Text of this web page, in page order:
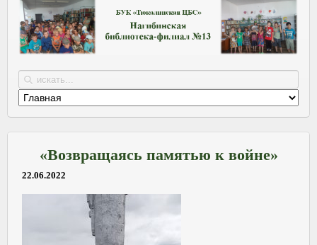
«Возвращаясь памятью к войне»
22.06.2022